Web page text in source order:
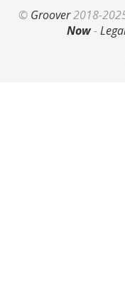
© Groover2018-
Now-